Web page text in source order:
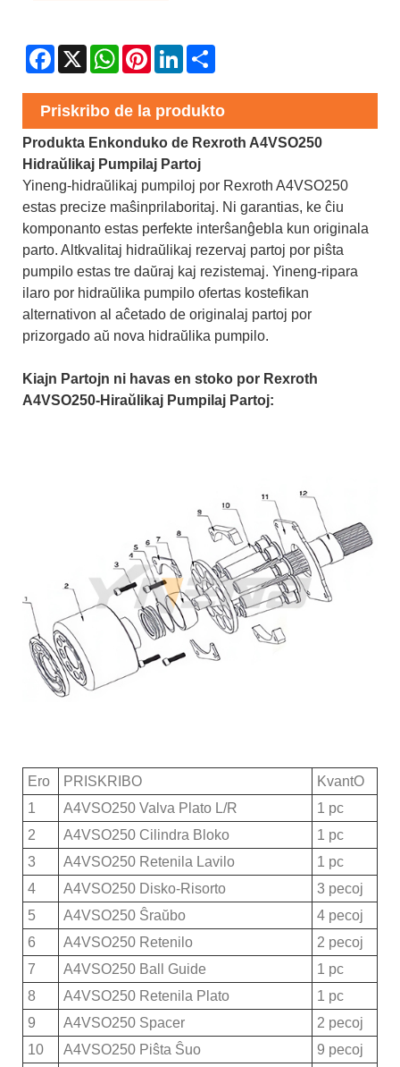
Facebook
X WhatsAppPinterestLinkedIn
Priskribo de la produkto
Produkta Enkonduko de Rexroth A4VSO250
Hidraŭlikaj Pumpilaj Partoj
Yineng-hidraŭlikaj pumpiloj por Rexroth A4VSO250
estas precize maŝinprilaboritaj. Ni garantias, ke ĉiu
komponanto estas perfekte interŝanĝebla kun originala
parto. Altkvalitaj hidraŭlikaj rezervaj partoj por piŝta
pumpilo estas tre daŭraj kaj rezistemaj. Yineng-ripara
ilaro por hidraŭlika pumpilo ofertas kostefikan
alternativon al aĉetado de originalaj partoj por
prizorgado aŭ nova hidraŭlika pumpilo.
Kiajn Partojn ni havas en stoko por Rexroth
A4VSO250-Hiraŭlikaj Pumpilaj Partoj:
Ero PRISKRIBO
KvantO
1
A4VSO250 Valva Plato L/R
1 pc
2
A4VSO250 Cilindra Bloko
1 pc
3
A4VSO250 Retenila Lavilo
1 pc
4
A4VSO250 Disko-Risorto
3 pecoj
5
A4VSO250 Ŝraŭbo
4 pecoj
6
A4VSO250 Retenilo
2 pecoj
7
A4VSO250 Ball Guide
1 pc
8
A4VSO250 Retenila Plato
1 pc
9
A4VSO250 Spacer
2 pecoj
10
A4VSO250 Piŝta Ŝuo
9 pecoj